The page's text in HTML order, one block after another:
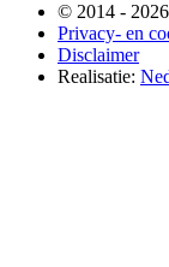
© 2014 -
Privacy- en
Disclaimer
Realisatie: